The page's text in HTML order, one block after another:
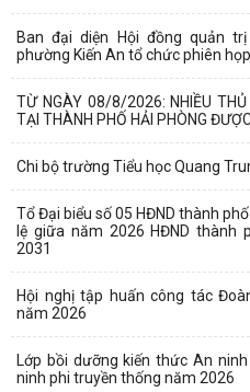
Ban đại diện Hội đồng quản
phường Kiến An tổ chức phiên
TỪ NGÀY 08/8/2026: NHIỀU THỦ
TẠI THÀNH PHỐ HẢI PHÒNG
Chi bộ trường Tiểu học Quang
Tổ Đại biểu số 05 HĐND thành
lệ giữa năm 2026 HĐND thành
2031
Hội nghị tập huấn công tác
năm 2026
Lớp bồi dưỡng kiến thức An
ninh phi truyền thống năm 2026